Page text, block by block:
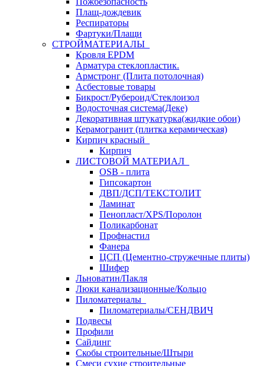
Плащ-дождевик
Респираторы
Фартуки/Плащи
СТРОЙМАТЕРИАЛЫ
Кровля ЕРDM
Арматура стеклопластик.
Армстронг (Плита потолочная)
Асбестовые товары
Бикрост/Рубероид/Стеклоизол
Водосточная система(Деке)
Декоративная штукатурка(жидкие обои)
Керамогранит (плитка керамическая)
Кирпич красный
Кирпич
ЛИСТОВОЙ МАТЕРИАЛ
OSB - плита
Гипсокартон
ДВП/ДСП/ТЕКСТОЛИТ
Ламинат
Пенопласт/XPS/Поролон
Поликарбонат
Профнастил
Фанера
ЦСП (Цементно-стружечные плиты)
Шифер
Льноватин/Пакля
Люки канализационные/Кольцо
Пиломатериалы
Пиломатериалы/СЕНДВИЧ
Подвесы
Профили
Сайдинг
Скобы строительные/Штыри
Смеси сухие строительные